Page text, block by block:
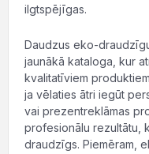
ilgtspējīgas.
Daudzus eko-
jaunākā kataloga, kur
kvalitatīviem
ja vēlaties ātri iegūt
vai prezentreklāmas
profesionālu rezultātu,
draudzīgs. Piemēram,